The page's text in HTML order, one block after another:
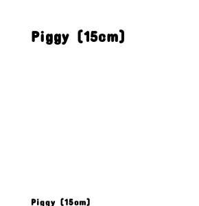
Piggy (15cm)
Piggy (15cm)